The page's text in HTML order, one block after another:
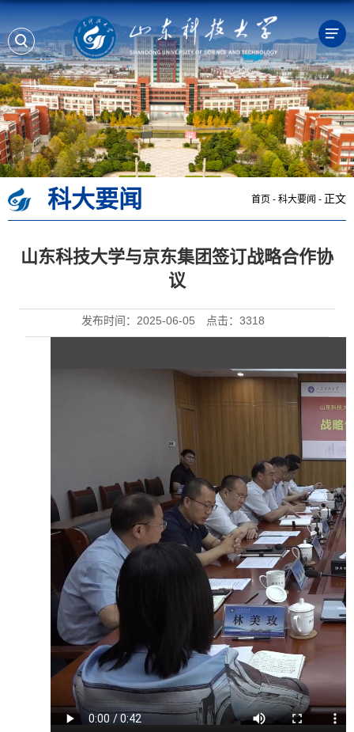
科大要闻 首页 - 科大要闻 - 正文
山东科技大学与京东集团签订战略合作协
议
发布时间：2025-06-05 点击： 3318